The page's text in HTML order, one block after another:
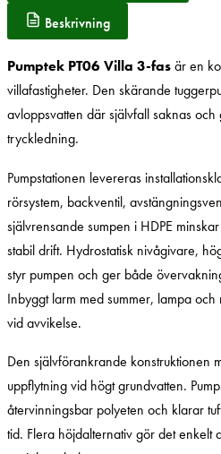
Beskrivning
Pumptek PT06 Villa 3-fasär en
villafastigheter. Den skärande
avloppsvatten där självfall saknas
tryckledning.
Pumpstationen levereras
rörsystem, backventil,
självrensande sumpen i HDPE
stabil drift. Hydrostatisk nivågivare,
styr pumpen och ger både
Inbyggt larm med summer, lampa
vid avvikelse.
Den självförankrande konstruktionen
uppflytning vid högt grundvatten.
återvinningsbar polyeten och klarar
tid. Flera höjdalternativ gör det enkelt